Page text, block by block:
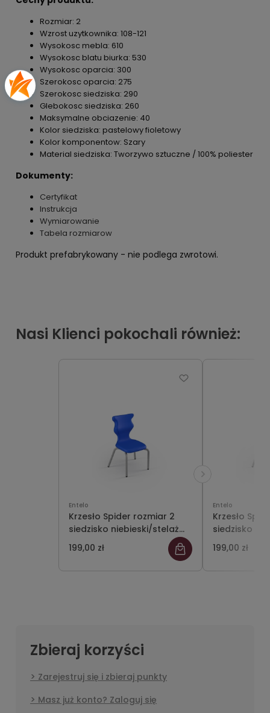
Rozmiar: 2
Wzrost uzytkownika: 108-121
Wysokosc mebla: 610
Wysokosc blatu biurka: 530
Wysokosc oparcia: 300
Szerokosc oparcia: 275
Szerokosc siedziska: 290
Glebokosc siedziska: 260
Maksymalne obciazenie: 40
Kolor siedziska: pastelowy fioletowy
Kolor komponentow: Szary
Material siedziska: Tworzywo sztuczne / 100% poliester
Dokumenty:
Certyfikat
Instrukcja
Wymiarowanie
Tabela rozmiarow
Produkt prefabrykowany - nie podlega zwrotowi.
Nasi Klienci pokochali również:
Entelo
Krzesło Spider rozmiar 2
siedzisko niebieski/stelaż
szary
199,00 zł
Entelo
Krzesło
siedzisko
szary
199,00 zł
Zbieraj korzyści
Zarejestruj się i zbieraj punkty
Masz już konto? Zaloguj się